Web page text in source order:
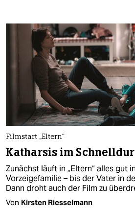
Filmstart „Eltern“
Katharsis im
Zunächst läuft in „Eltern“ alles gut
Vorzeigefamilie – bis der Vater in
Dann droht auch der Film zu
Von Kirsten Riesselmann